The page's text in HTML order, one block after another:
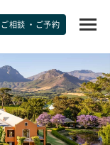
ご相談 ・ご予約